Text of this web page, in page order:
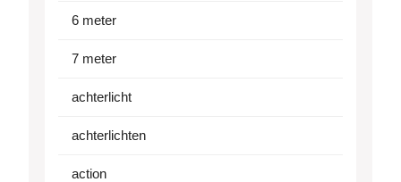
6 meter
7 meter
achterlicht
achterlichten
action